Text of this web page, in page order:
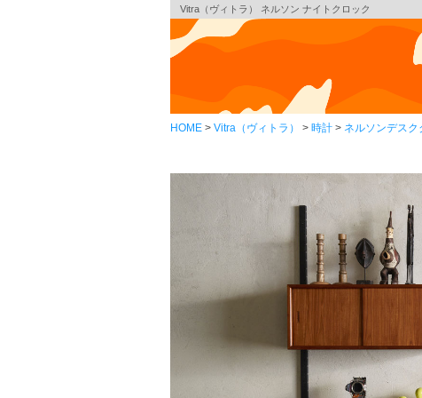
Vitra（ヴィトラ） ネルソン ナイトクロック
HOME Vitra（ヴィトラ） 時計 ネルソンデスク